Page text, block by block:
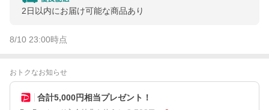
2日以内にお届け可能な商品あり
8/10 23:00時点
おトクなお知らせ
合計5,000円相当プレゼント！